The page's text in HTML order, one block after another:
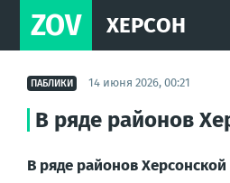
ZOV ХЕРСОН
ПАБЛИКИ 14 июня 2026, 00:21
В ряде районов
В ряде районов